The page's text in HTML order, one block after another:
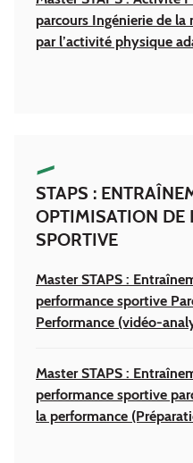
parcours Ingénierie de
par l’activité physique
STAPS :
OPTIMISATION DE
SPORTIVE
Master STAPS :
performance sportive
Performance (vidéo-
Master STAPS :
performance sportive
la performance